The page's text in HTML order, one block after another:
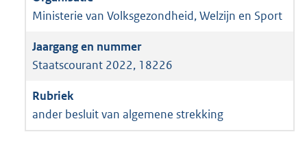
Ministerie van Volksgezondheid, Welzijn en Sport
Staatscourant 2022, 18226
ander besluit van algemene strekking